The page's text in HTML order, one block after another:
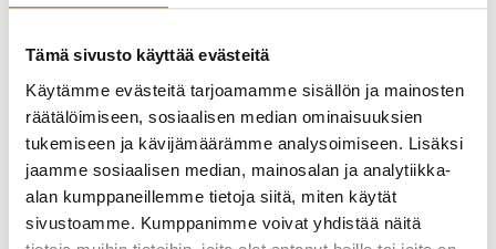
Tämä sivusto käyttää evästeitä
Käytämme evästeitä tarjoamamme sisällön ja mainosten
räätälöimiseen, sosiaalisen median ominaisuuksien
tukemiseen ja kävijämäärämme analysoimiseen. Lisäksi
jaamme sosiaalisen median, mainosalan ja analytiikka-
alan kumppaneillemme tietoja siitä, miten käytät
sivustoamme. Kumppanimme voivat yhdistää näitä
ja läsnäolollaan."
https://linktr.ee/eereka